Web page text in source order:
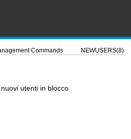
Commands NEWUSERS(8)
utenti in blocco